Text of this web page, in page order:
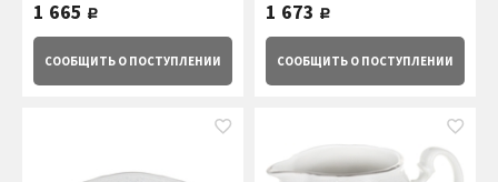
1 665 руб.
СООБЩИТЬ О ПОСТУПЛЕНИИ
1 673 руб.
СООБЩИТЬ О ПОСТУПЛЕНИИ